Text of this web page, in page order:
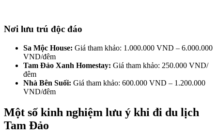
Nơi lưu trú độc đáo
Sa Mộc House: Giá tham khảo: 1.000.000 VND – 6.000.000
VND/đêm
Tam Đảo Xanh Homestay: Giá tham khảo: 250.000 VND/
đêm
Nhà Bên Suối: Giá tham khảo: 600.000 VND – 1.200.000
VND/đêm
Một số kinh nghiệm lưu ý khi đi du lịch
Tam Đảo